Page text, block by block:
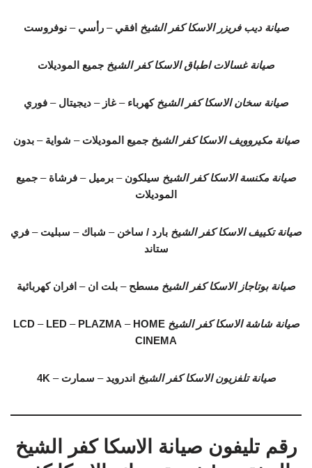
صيانة ديب فريزر الاسكا كفر الشيخ افقي –رأسي –نوفروست
صيانة غسالات اطباق الاسكا كفر الشيخ جميع الموديلات
صيانة سخان الاسكا كفر الشيخ كهرباء – غاز – ديجيتال – فوري
صيانة مكيروويف الاسكا كفر الشيخ جميع الموديلات – شواية –بدون
صيانة مكنسة الاسكا كفر الشيخ سيلكون – برميل – فرشاة – جميع
الموديلات
صيانة تكييف الاسكا كفر الشيخ بارد / ساخن – شباك – سبليت – فري
ستاند
صيانة بوتاجاز الاسكا كفر الشيخ مسطح – بلت ان – افران كهربائية
صيانة شاشة الاسكا كفر الشيخ LCD– LED– PLAZMA – HOME
CINEMA
صيانة تلفزيون الاسكا كفر الشيخ اندرويد – سمارت –
4K
رقم تليفون صيانة الاسكا كفر الشيخ